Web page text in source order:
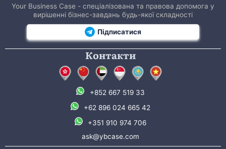
Your Business Case - спеціалізована та правова допомога у
вирішенні бізнес-завдань будь-якої складності
Підписатися
Контакти
+852 667 519 33
+62 896 024 665 42
+351 910 974 706
ask@ybcase.com